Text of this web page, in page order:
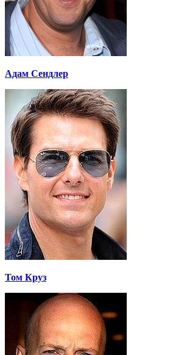
Адам Сендлер
Том Круз